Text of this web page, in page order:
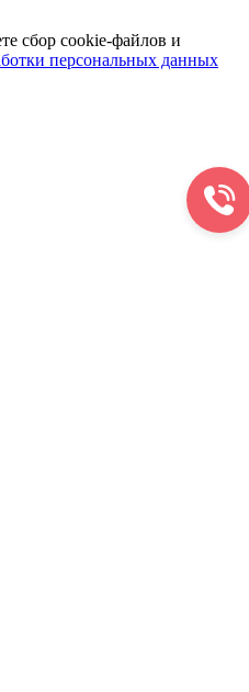
сбор cookie-файлов и
персональных данных